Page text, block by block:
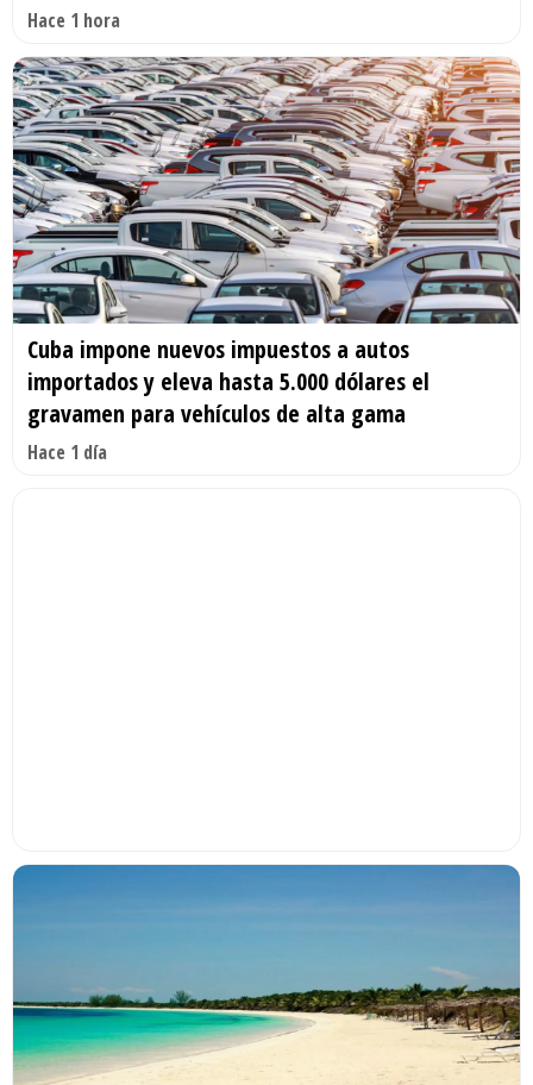
Hace 1 hora
Cuba impone nuevos impuestos a autos
importados y eleva hasta 5.000 dólares el
gravamen para vehículos de alta gama
Hace 1 día